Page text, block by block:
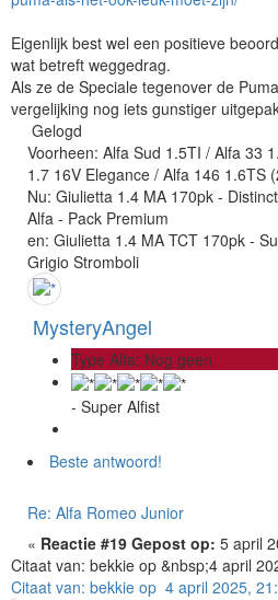
Eigenlijk best wel een positieve
wat betreft weggedrag.
Als ze de Speciale tegenover de
vergelijking nog iets gunstiger
Gelogd
Voorheen: Alfa Sud 1.5TI / Alfa 33
1.7 16V Elegance / Alfa 146 1.6TS
Nu: Giulietta 1.4 MA 170pk -
Alfa - Pack Premium
en: Giulietta 1.4 MA TCT 170pk -
Grigio Stromboli
MysteryAngel
Type Alfa: Nog geen
- Super Alfist
Beste antwoord!
Re: Alfa Romeo Junior
« Reactie #19 Gepost op: 5 april
Citaat van: bekkie op &nbsp;4 april
Citaat van: bekkie op 4 april 2025,